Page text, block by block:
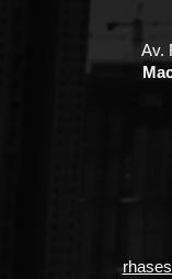
Av.